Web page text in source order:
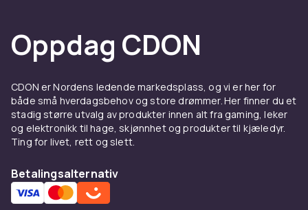
Oppdag CDON
CDON er Nordens ledende markedsplass, og vi er her for
både små hverdagsbehov og store drømmer. Her finner du et
stadig større utvalg av produkter innen alt fra gaming, leker
og elektronikk til hage, skjønnhet og produkter til kjæledyr.
Ting for livet, rett og slett.
Betalingsalternativ